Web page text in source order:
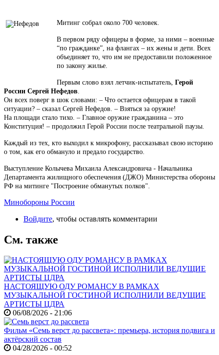
Митинг собрал около 700 человек.
В первом ряду офицеры в форме, за ними – военные
“по гражданке”, на флангах – их жены и дети. Всех
объединяет то, что им не предоставили положенное
по закону жилье.
Первым слово взял летчик-испытатель, Герой
России Сергей Нефедов
Он всех поверг в шок словами: – Что остается офицерам в такой
ситуации? – сказал Сергей Нефедов. – Взяться за оружие!
На площади стало тихо. – Главное оружие гражданина – это
Конституция! – продолжил Герой России после театральной паузы.
Каждый из тех, кто выходил к микрофону, рассказывал свою историю
о том, как его обмануло и предало государство.
Выступление Колычева Михаила Александровича - Начальника
Департамента жилищного обеспечения (ДЖО) Министерства обороны
РФ на митинге "Построение обманутых полков".
Минобороны России
Войдите, чтобы оставлять комментарии
См. также
НАСТОЯЩУЮ ОДУ РОМАНСУ В РАМКАХ
МУЗЫКАЛЬНОЙ ГОСТИНОЙ ИСПОЛНИЛИ ВЕДУЩИЕ
АРТИСТЫ ЦДРА
06/08/2026 - 21:06
Фильм «Семь верст до рассвета»: премьера, история подвига и
актёрский состав
04/28/2026 - 00:52